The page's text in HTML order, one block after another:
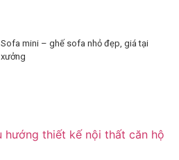
Sofa mini – ghế sofa nhỏ đẹp, giá tại
xưởng